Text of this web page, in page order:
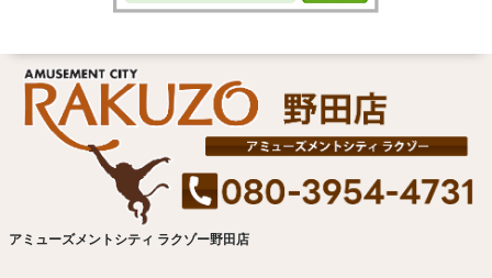
アミューズメントシティ ラクゾー野田店